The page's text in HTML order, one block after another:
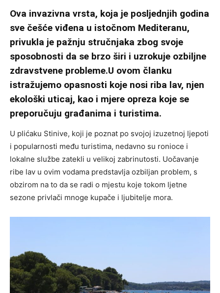
Ova invazivna vrsta, koja je posljednjih godina
sve češće viđena u istočnom Mediteranu,
privukla je pažnju stručnjaka zbog svoje
sposobnosti da se brzo širi i uzrokuje ozbiljne
zdravstvene probleme.U ovom članku
istražujemo opasnosti koje nosi riba lav, njen
ekološki uticaj, kao i mjere opreza koje se
preporučuju građanima i turistima.
U plićaku Stinive, koji je poznat po svojoj izuzetnoj ljepoti
i popularnosti među turistima, nedavno su ronioce i
lokalne službe zatekli u velikoj zabrinutosti. Uočavanje
ribe lav u ovim vodama predstavlja ozbiljan problem, s
obzirom na to da se radi o mjestu koje tokom ljetne
sezone privlači mnoge kupače i ljubitelje mora.